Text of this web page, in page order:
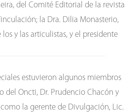
del Comité Editorial de la revista
la Dra. Dilia Monasterio,
y las articulistas, y el presidente
estuvieron algunos miembros
del Oncti, Dr. Prudencio Chacón y
como la gerente de Divulgación, Lic.